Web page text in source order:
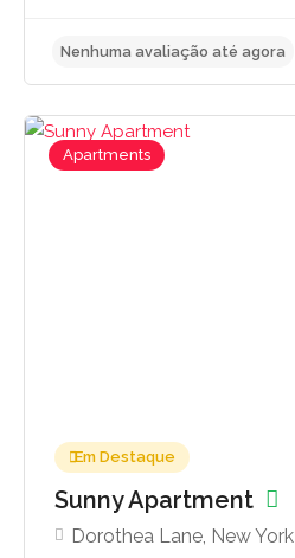
Apartments
Em Destaque
Sunny Apartment
Dorothea Lane, New York